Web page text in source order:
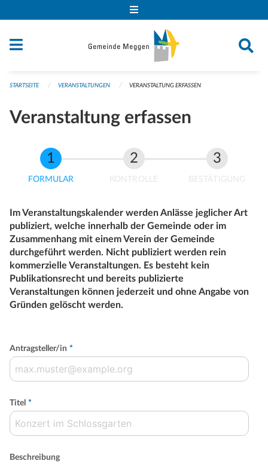
STARTSEITE VERANSTALTUNGEN VERANSTALTUNG ERFASSEN
Veranstaltung erfassen
FORMULAR KONTROLLE BESTÄTIGUNG
Im Veranstaltungskalender werden Anlässe jeglicher Art
publiziert, welche innerhalb der Gemeinde oder im
Zusammenhang mit einem Verein der Gemeinde
durchgeführt werden. Nicht publiziert werden rein
kommerzielle Veranstaltungen. Es besteht kein
Publikationsrecht und bereits publizierte
Veranstaltungen können jederzeit und ohne Angabe von
Gründen gelöscht werden.
Antragsteller/in *
Titel *
Beschreibung